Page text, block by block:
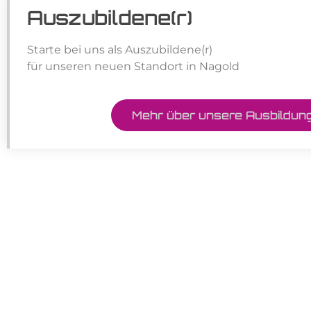
Auszubildene(r)
Starte bei uns als Auszubildene(r)
für unseren neuen Standort in Nagold
Mehr über unsere